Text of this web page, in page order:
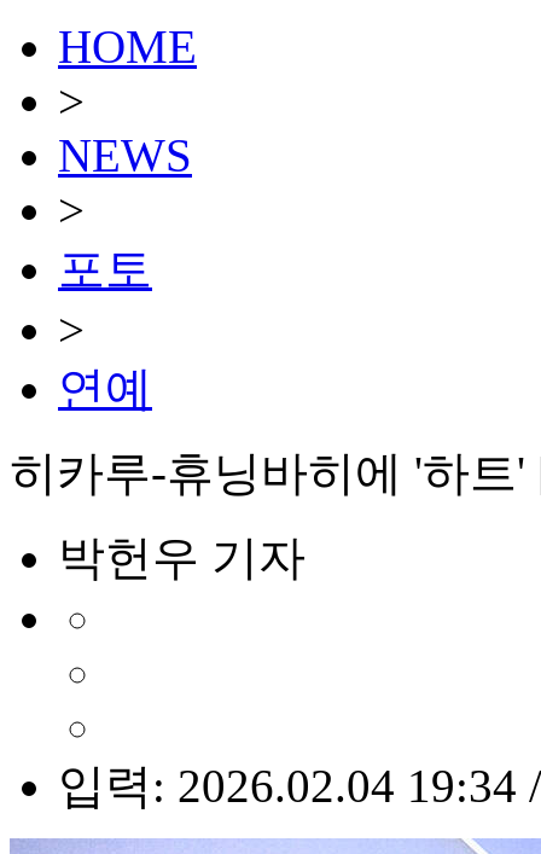
HOME
>
NEWS
>
포토
>
연예
히카루-휴닝바히에 '하트
박헌우 기자
입력: 2026.02.04 19:34